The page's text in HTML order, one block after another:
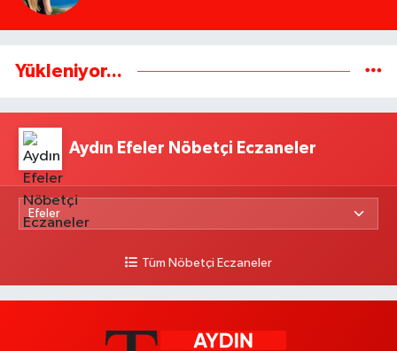
Yükleniyor...
Aydın Efeler Nöbetçi Eczaneler
Tüm Nöbetçi Eczaneler